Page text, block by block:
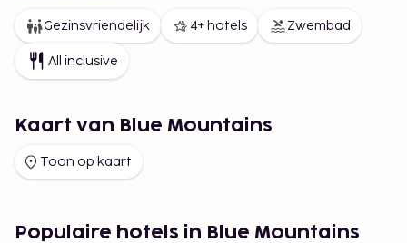
Gezinsvriendelijk 4+ hotels Zwembad
All inclusive
Kaart van Blue Mountains
Toon op kaart
Populaire hotels in Blue Mountains